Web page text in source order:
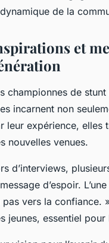
de la
et
championnes de
incarnent non
leur expérience, elles
nouvelles venues.
d’interviews,
d’espoir.
pas vers la confiance.
jeunes, essentiel